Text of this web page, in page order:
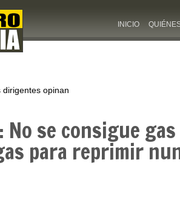
INICIO
dirigentes opinan
No se consigue
para reprimir